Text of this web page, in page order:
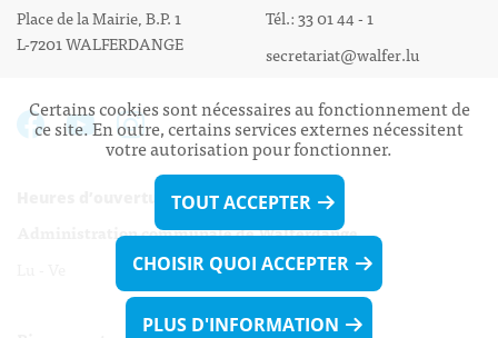
Place de la Mairie, B.P. 1
L-7201 WALFERDANGE
Tél.: 33 01 44 - 1
secretariat@walfer.lu
Heures d’ouverture:
Administration communale de Walferdange
Lu - Ve 08h00 - 11h30
13h30 - 16h00
Certains cookies sont nécessaires au fonctionnement de
ce site. En outre, certains services externes nécessitent
votre autorisation pour fonctionner.
TOUT ACCEPTER
CHOISIR QUOI ACCEPTER
PLUS D'INFORMATION